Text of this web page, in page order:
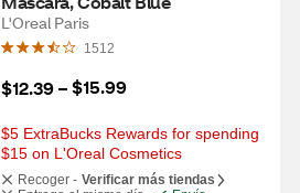
L'Oreal Paris
1512
$12.39 – $15.99
$5 ExtraBucks Rewards for spending
$15 on L'Oreal Cosmetics
Recoger - Verificar más tiendas